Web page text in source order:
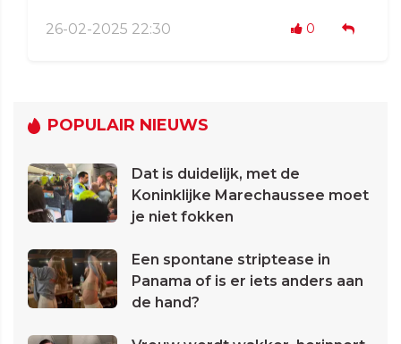
26-02-2025 22:30 0
POPULAIR NIEUWS
Dat is duidelijk, met de
Koninklijke Marechaussee moet
je niet fokken
Een spontane striptease in
Panama of is er iets anders aan
de hand?